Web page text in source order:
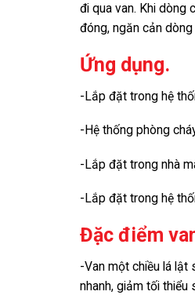
đi qua van. Khi dòng
đóng, ngăn cản
Ứng dụng.
-Lắp đặt trong hệ
-Hệ thống phòng
-Lắp đặt trong nhà
-Lắp đặt trong hệ
Đặc điểm
-Van một chiều lá
nhanh, giảm tối thiểu